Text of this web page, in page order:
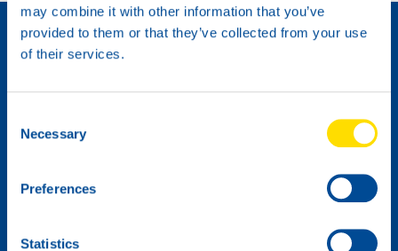
may combine it with other information that you’ve
provided to them or that they’ve collected from your use
of their services.
Selection
Necessary
Preferences
Statistics
Bitte senden Sie mir den digitalen NSL-Newsletter
Senden